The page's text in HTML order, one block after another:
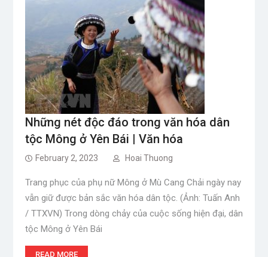
Những nét độc đáo trong văn hóa dân
tộc Mông ở Yên Bái | Văn hóa
February 2, 2023 Hoai Thuong
Trang phục của phụ nữ Mông ở Mù Cang Chải ngày nay
vẫn giữ được bản sắc văn hóa dân tộc. (Ảnh: Tuấn Anh
/ TTXVN) Trong dòng chảy của cuộc sống hiện đại, dân
tộc Mông ở Yên Bái
READ MORE